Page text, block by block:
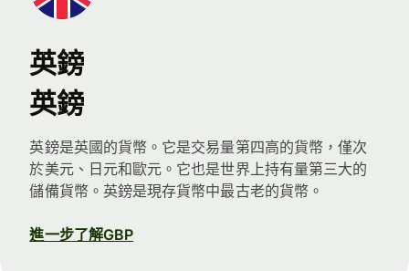
英鎊
英鎊
英鎊是英國的貨幣。它是交易量第四高的貨幣，僅次
於美元、日元和歐元。它也是世界上持有量第三大的
儲備貨幣。英鎊是現存貨幣中最古老的貨幣。
進一步了解GBP